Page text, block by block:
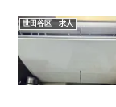
世田谷区 求人